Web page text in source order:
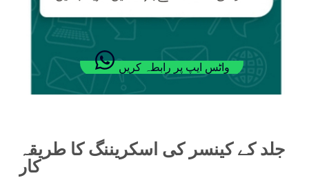
واٹس ایپ پر رابطہ کریں
جلد کے کینسر کی اسکریننگ کا طریقہ
کار